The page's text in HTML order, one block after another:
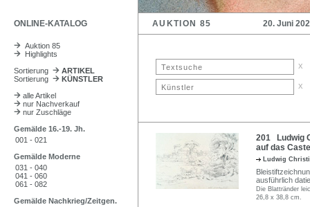
ONLINE-KATALOG AUKTION 85 20. Juni
Auktion 85
Highlights
Sortierung
ARTIKEL
Sortierung
KÜNSTLER
alle Artikel
nur Nachverkauf
nur Zuschläge
Gemälde 16.-19. Jh.
001 - 021
Gemälde Moderne
031 - 040
041 - 060
061 - 082
Gemälde Nachkrieg/Zeitgen.
x
x
201 Ludwig
auf das
Ludwig
ausführlich
Die Blattränder
26,8 x 38,8 cm.